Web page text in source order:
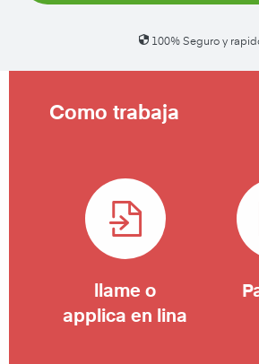
100% Seguro y
Como trabaja
llame o
applica en lina